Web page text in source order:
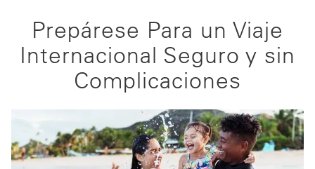
Prepárese Para un Viaje
Internacional Seguro y sin
Complicaciones